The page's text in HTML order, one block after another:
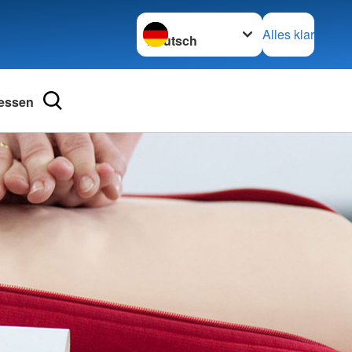
Sprache wechseln zu
Alles klar
und
Babysitterausbildung
Bewegung macht Spaß